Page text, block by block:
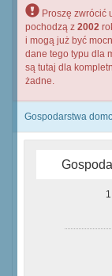
Proszę zwrócić
pochodzą z 2002
i mogą już być
dane tego typu dla
są tutaj dla
żadne.
Gospodarstwa